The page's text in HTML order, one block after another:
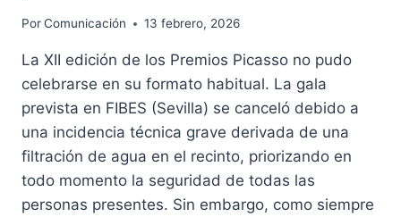
PorComunicación 13 febrero, 2026
La XII edición de los Premios Picasso no pudo
celebrarse en su formato habitual. La gala
prevista en FIBES (Sevilla) se canceló debido a
una incidencia técnica grave derivada de una
filtración de agua en el recinto, priorizando en
todo momento la seguridad de todas las
personas presentes. Sin embargo, como siempre